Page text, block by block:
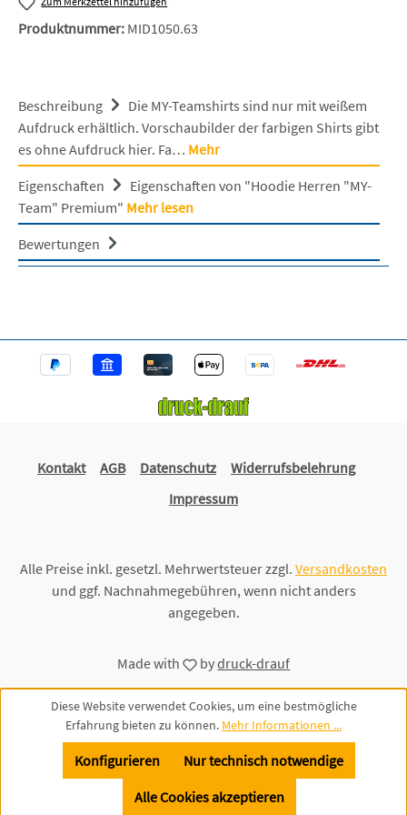
Produktnummer: MID1050.63
Beschreibung
Die MY-Teamshirts sind nur mit weißem
Aufdruck erhältlich. Vorschaubilder der farbigen Shirts gibt
es ohne Aufdruck hier. Fa… Mehr
Eigenschaften
Eigenschaften von "Hoodie Herren "MY-
Team" Premium" Mehr lesen
Bewertungen
Kontakt AGB Datenschutz
Widerrufsbelehrung
Impressum
Alle Preise inkl. gesetzl. Mehrwertsteuer zzgl. Versandkosten
und ggf. Nachnahmegebühren, wenn nicht anders
angegeben.
Made with bydruck-drauf
Diese Website verwendet Cookies, um eine bestmögliche
Erfahrung bieten zu können. Mehr Informationen ...
Nur technisch notwendige
Konfigurieren
Alle Cookies akzeptieren